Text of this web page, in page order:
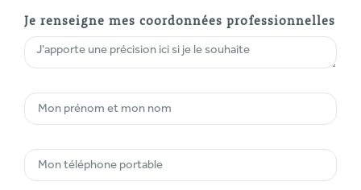
Je renseigne mes coordonnées professionnelles